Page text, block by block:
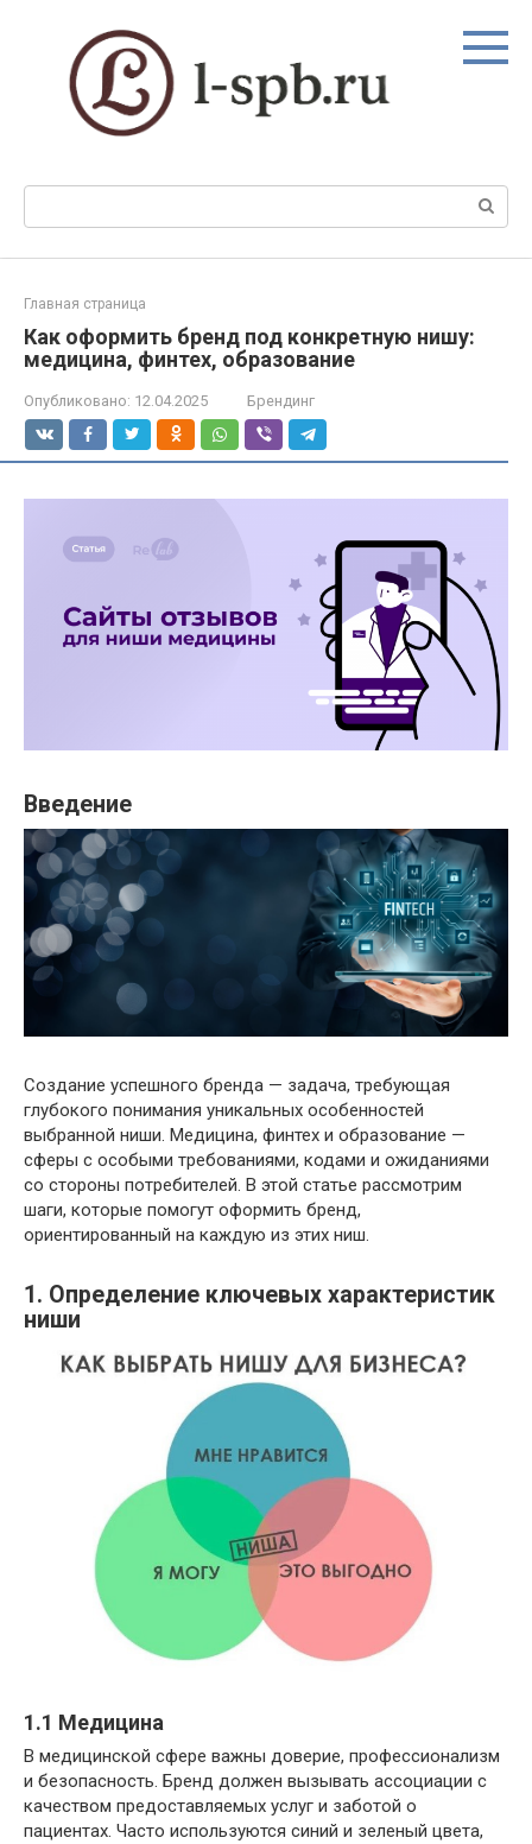
Поиск:
Главная страница
Как оформить бренд под конкретную нишу:
медицина, финтех, образование
Опубликовано: 12.04.2025 Брендинг
Введение
Создание успешного бренда — задача, требующая
глубокого понимания уникальных особенностей
выбранной ниши. Медицина, финтех и образование —
сферы с особыми требованиями, кодами и ожиданиями
со стороны потребителей. В этой статье рассмотрим
шаги, которые помогут оформить бренд,
ориентированный на каждую из этих ниш.
1. Определение ключевых характеристик
ниши
1.1 Медицина
В медицинской сфере важны доверие, профессионализм
и безопасность. Бренд должен вызывать ассоциации с
качеством предоставляемых услуг и заботой о
пациентах. Часто используются синий и зеленый цвета,